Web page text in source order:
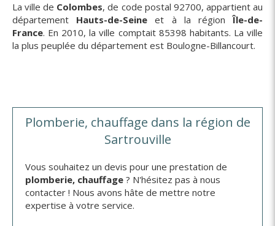
La ville de Colombes, de code postal 92700, appartient au
département Hauts-de-Seine et à la régionÎle-de-
France. En 2010, la ville comptait 85398 habitants. La ville
la plus peuplée du département est Boulogne-Billancourt.
Plomberie, chauffage dans la région de
Sartrouville
Vous souhaitez un devis pour une prestation de
plomberie, chauffage ? N'hésitez pas à nous
contacter ! Nous avons hâte de mettre notre
expertise à votre service.